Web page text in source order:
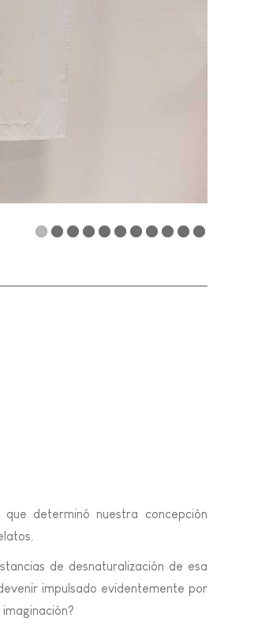
determinó nuestra concepción
de desnaturalización de esa
impulsado evidentemente por